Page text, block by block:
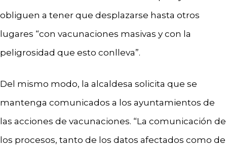
obliguen a tener que desplazarse hasta otros
lugares “con vacunaciones masivas y con la
peligrosidad que esto conlleva”.
Del mismo modo, la alcaldesa solicita que se
mantenga comunicados a los ayuntamientos de
las acciones de vacunaciones. “La comunicación de
los procesos, tanto de los datos afectados como de